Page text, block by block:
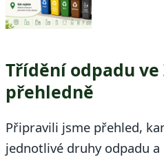
Třídění odpadu
přehledně
Připravili jsme přehled,
jednotlivé druhy odpadu a